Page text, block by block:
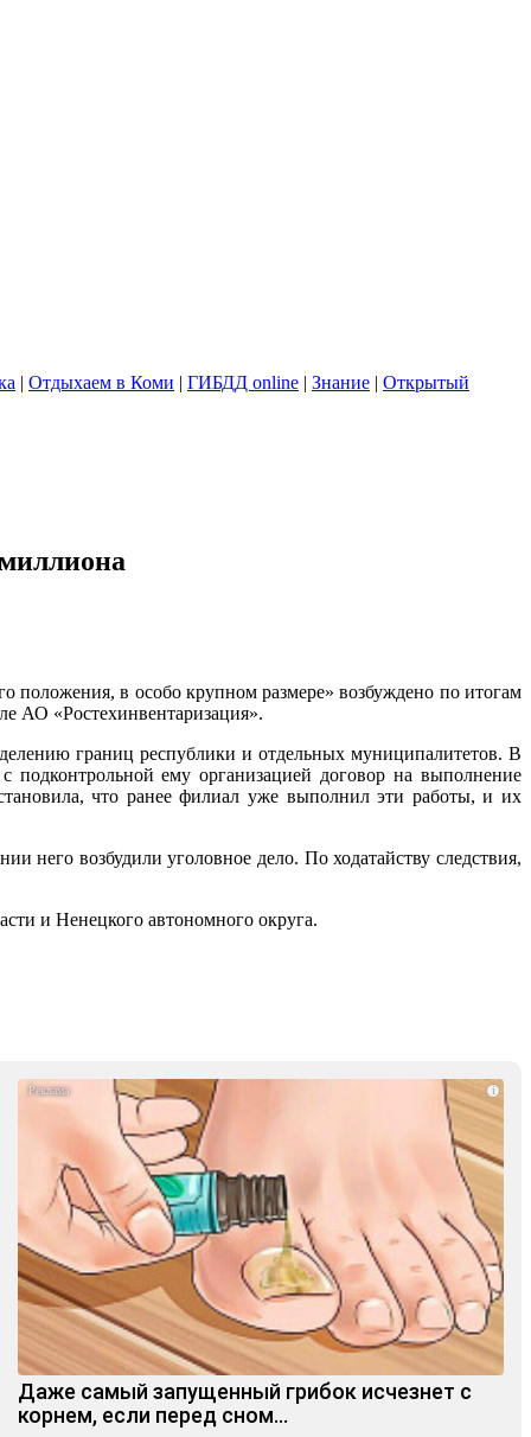
| Отдыхаем в Коми | ГИБДД online | Знание | Открытый
положения, в особо крупном размере» возбуждено по итогам
АО «Ростехинвентаризация».
границ республики и отдельных муниципалитетов. В
подконтрольной ему организацией договор на выполнение
что ранее филиал уже выполнил эти работы, и их
него возбудили уголовное дело. По ходатайству следствия,
и Ненецкого автономного округа.
i
Даже самый запущенный грибок исчезнет с
корнем, если перед сном…